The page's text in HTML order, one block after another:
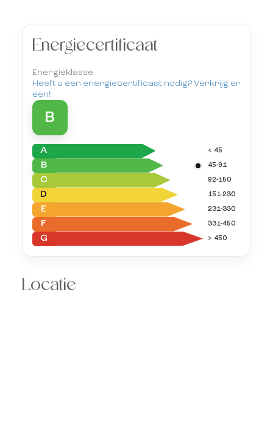
Energiecertificaat
Energieklasse
Heeft u een energiecertificaat nodig? Verkrijg er
een!
B
A < 45
B 45-91
C 92-150
D 151-230
E 231-330
F 331-450
G > 450
Locatie